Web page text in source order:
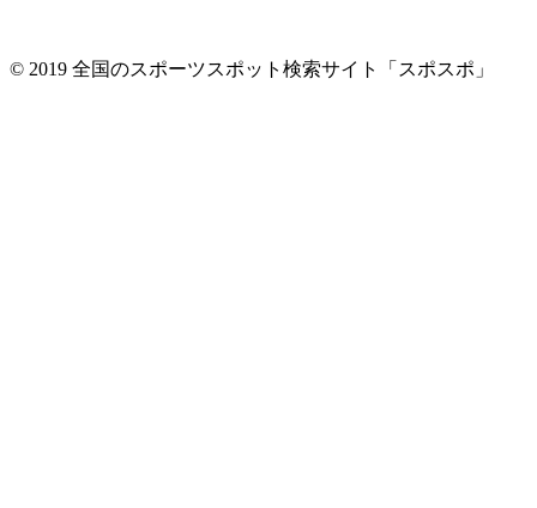
© 2019 全国のスポーツスポット検索サイト「スポスポ」